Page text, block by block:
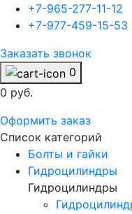
+7-965-277-11-12
+7-977-459-15-53
Заказать звонок
0
0 руб.
Оформить заказ
Список категорий
Болты и гайки
Гидроцилиндры
Гидроцилиндры